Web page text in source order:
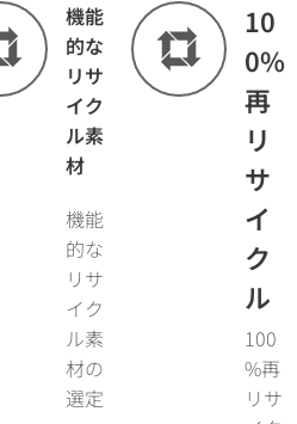
機能
的な
リサ
イク
ル素
材
機能
的な
リサ
イク
ル素
材の
選定
10
0%
再
リ
サ
イ
ク
ル
100
%再
リサ